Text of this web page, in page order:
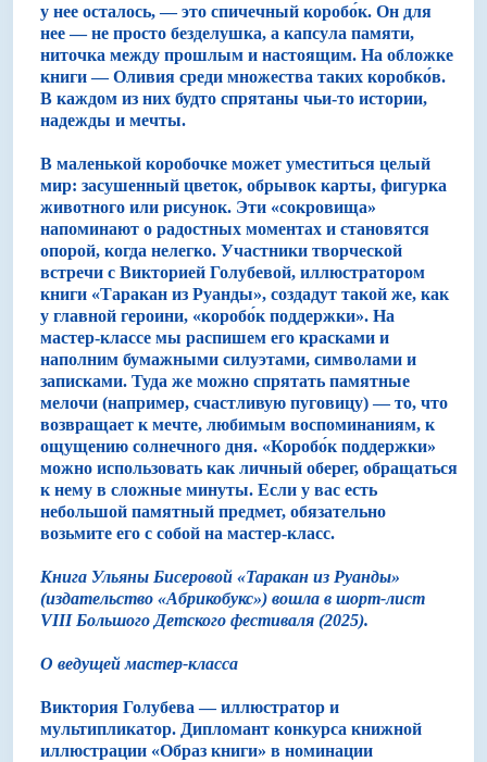
у нее осталось, — это спичечный коробо́к. Он для
нее — не просто безделушка, а капсула памяти,
ниточка между прошлым и настоящим. На обложке
книги — Оливия среди множества таких коробко́в.
В каждом из них будто спрятаны чьи-то истории,
надежды и мечты.
В маленькой коробочке может уместиться целый
мир: засушенный цветок, обрывок карты, фигурка
животного или рисунок. Эти «сокровища»
напоминают о радостных моментах и становятся
опорой, когда нелегко. Участники творческой
встречи с Викторией Голубевой, иллюстратором
книги «Таракан из Руанды», создадут такой же, как
у главной героини, «коробо́к поддержки». На
мастер-классе мы распишем его красками и
наполним бумажными силуэтами, символами и
записками. Туда же можно спрятать памятные
мелочи (например, счастливую пуговицу) — то, что
возвращает к мечте, любимым воспоминаниям, к
ощущению солнечного дня. «Коробо́к поддержки»
можно использовать как личный оберег, обращаться
к нему в сложные минуты. Если у вас есть
небольшой памятный предмет, обязательно
возьмите его с собой на мастер-класс.
Книга Ульяны Бисеровой «Таракан из Руанды»
(издательство «Абрикобукс») вошла в шорт-лист
VIII Большого Детского фестиваля (2025).
О ведущей мастер-класса
Виктория Голубева — иллюстратор и
мультипликатор. Дипломант конкурса книжной
иллюстрации «Образ книги» в номинации